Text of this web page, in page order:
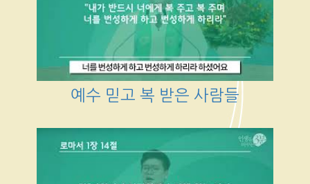
예수 믿고 복 받은 사람들